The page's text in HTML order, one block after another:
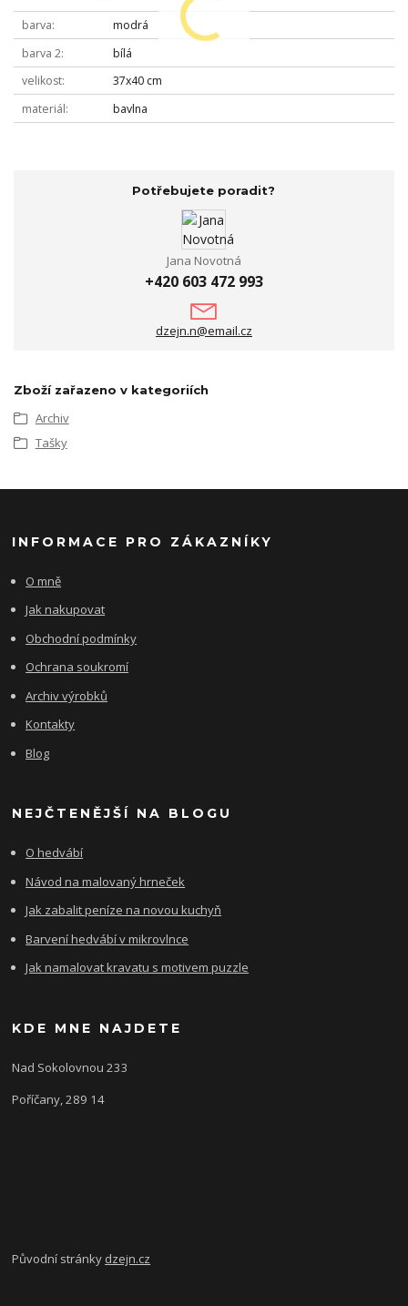
barva
modrá
barva 2
bílá
velikost
37x40 cm
materiál
bavlna
Potřebujete poradit?
Jana Novotná
+420 603 472 993
dzejn.n@email.cz
Zboží zařazeno v kategoriích
Archiv
Tašky
INFORMACE PRO ZÁKAZNÍKY
O mně
Jak nakupovat
Obchodní podmínky
Ochrana soukromí
Archiv výrobků
Kontakty
Blog
NEJČTENĚJŠÍ NA BLOGU
O hedvábí
Návod na malovaný hrneček
Jak zabalit peníze na novou kuchyň
Barvení hedvábí v mikrovlnce
Jak namalovat kravatu s motivem puzzle
KDE MNE NAJDETE
Nad Sokolovnou 233
Poříčany, 289 14
Původní stránky dzejn.cz